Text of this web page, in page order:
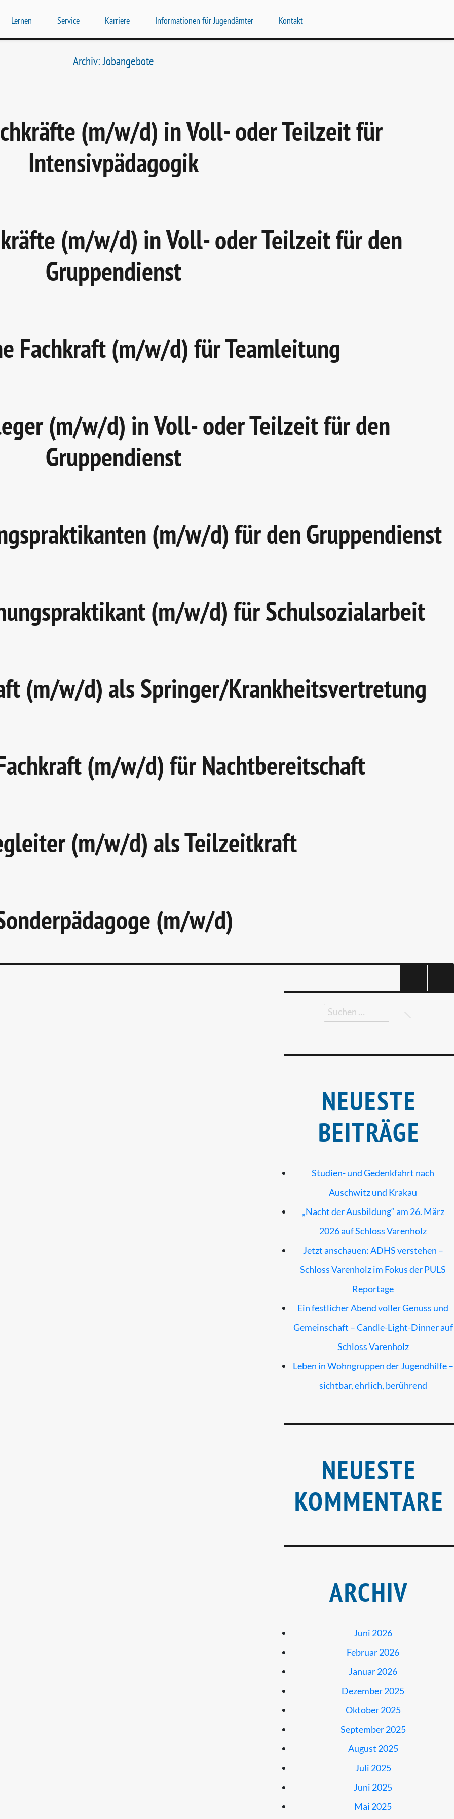
Lernen Service Karriere Informationen für Jugendämter Kontakt
Archiv:Jobangebote
(m/w/d) in Voll- oder Teilzeit für
Intensivpädagogik
(m/w/d) in Voll- oder Teilzeit für den
Gruppendienst
Fachkraft (m/w/d) für Teamleitung
(m/w/d) in Voll- oder Teilzeit für den
Gruppendienst
(m/w/d) für den Gruppendienst
(m/w/d) für Schulsozialarbeit
(m/w/d) als Springer/Krankheitsvertretung
(m/w/d) für Nachtbereitschaft
(m/w/d) als Teilzeitkraft
(m/w/d)
Suchen
NEUESTE
BEITRÄGE
Studien- und Gedenkfahrt nach
Auschwitz und Krakau
„Nacht der Ausbildung“ am 26. März
2026 auf Schloss Varenholz
Jetzt anschauen: ADHS verstehen –
Schloss Varenholz im Fokus der PULS
Reportage
Ein festlicher Abend voller Genuss und
Gemeinschaft – Candle-Light-Dinner auf
Schloss Varenholz
Leben in Wohngruppen der Jugendhilfe –
sichtbar, ehrlich, berührend
NEUESTE
KOMMENTARE
ARCHIV
Juni 2026
Februar 2026
Januar 2026
Dezember 2025
Oktober 2025
September 2025
August 2025
Juli 2025
Juni 2025
Mai 2025